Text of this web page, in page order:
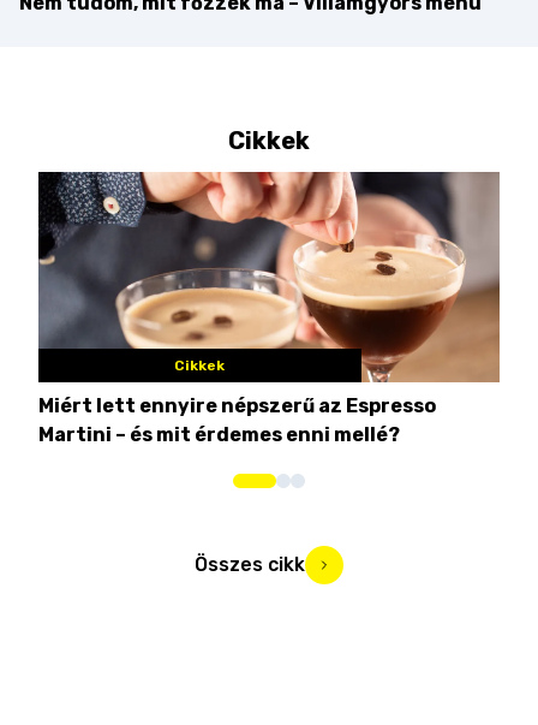
Cikkek
Cikkek
Miért lett ennyire népszerű az Espresso
Martini – és mit érdemes enni mellé?
Összes cikk